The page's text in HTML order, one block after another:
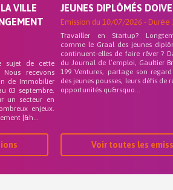
VILLE
sujet de cette
recevons
de Immobilier
03 septembre.
un secteur en
enjeux.
[&h...
JEUNES DIPLÔMÉS
Emission du 10/07/2026 - Durée
Travailler en Startup?
comme le Graal des jeunes
continuent-elles de faire rêver ?
du Journal de l’emploi, Gaultier
199 Ventures, partage son
des jeunes pousses, leurs défis de
opportunités qu&rsquo...
Voir toutes les